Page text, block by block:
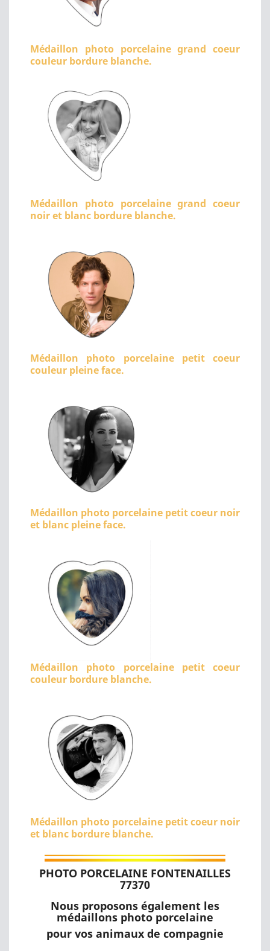
Médaillon photo porcelaine grand coeur
couleur bordure blanche.
Médaillon photo porcelaine grand coeur
noir et blanc bordure blanche.
Médaillon photo porcelaine petit coeur
couleur pleine face.
Médaillon photo porcelaine petit coeur noir
et blanc pleine face.
Médaillon photo porcelaine petit coeur
couleur bordure blanche.
Médaillon photo porcelaine petit coeur noir
et blanc bordure blanche.
PHOTO PORCELAINE FONTENAILLES
77370
Nous proposons également les
médaillons photo porcelaine
pour vos animaux de compagnie